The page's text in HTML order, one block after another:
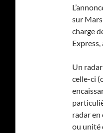
sur
charge
Un
celle-ci
radar en
ou unité